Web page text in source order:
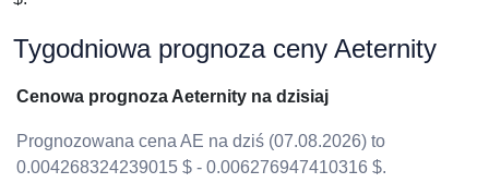
Tygodniowa prognoza ceny Aeternity
Cenowa prognoza Aeternity na dzisiaj
Prognozowana cena AE na dziś (07.08.2026) to
0.004268324239015 $ - 0.006276947410316 $.